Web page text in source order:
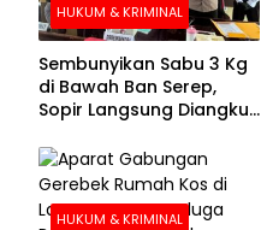
HUKUM & KRIMINAL
Sembunyikan Sabu 3 Kg
di Bawah Ban Serep,
Sopir Langsung Diangkut
HUKUM & KRIMINAL